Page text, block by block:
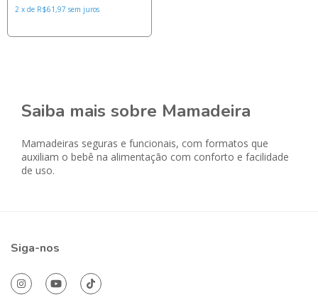
2 x de R$61,97 sem juros
Saiba mais sobre Mamadeira
Mamadeiras seguras e funcionais, com formatos que
auxiliam o bebê na alimentação com conforto e facilidade
de uso.
Siga-nos